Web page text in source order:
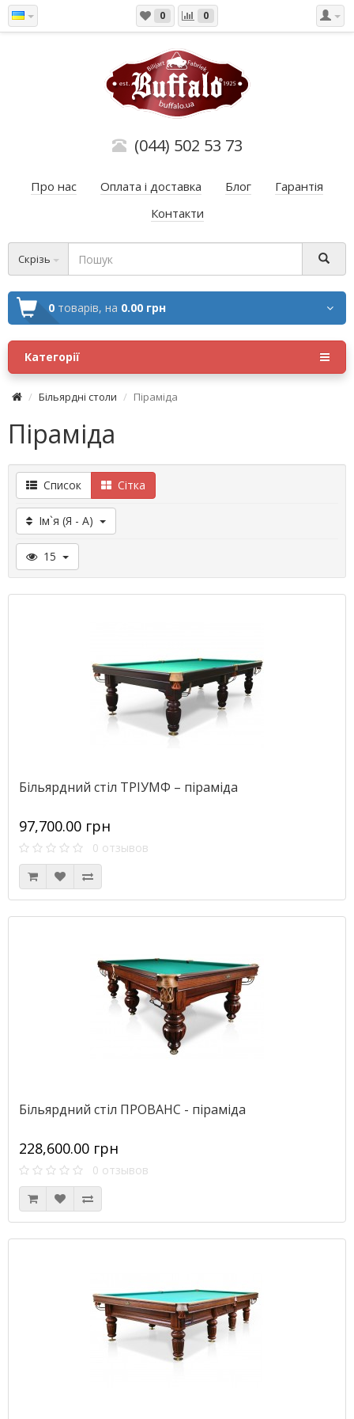
0 0
(044) 502 53 73
Про нас Оплата і доставка Блог
Гарантія
Контакти
Скрізь
0 товарів, на 0.00 грн
Категорії
Більярдні столи Піраміда
Піраміда
Список Сітка
Ім`я (Я - A)
15
Більярдний стіл ТРІУМФ – піраміда
97,700.00 грн
0 отзывов
Більярдний стіл ПРОВАНС - піраміда
228,600.00 грн
0 отзывов